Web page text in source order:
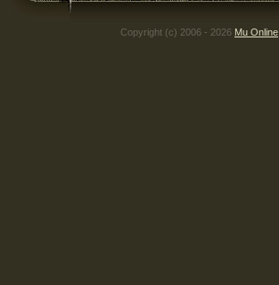
Copyright (c) 2006 - 2026 Mu Online